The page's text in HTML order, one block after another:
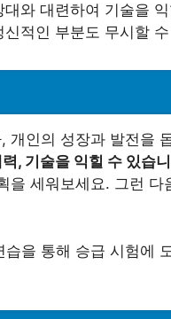
대와 대련하여 기술을
신적인 부분도 무시할
개인의 성장과 발전을
, 기술을 익힐 수 있습
을 세워보세요. 그런
을 통해 승급 시험에